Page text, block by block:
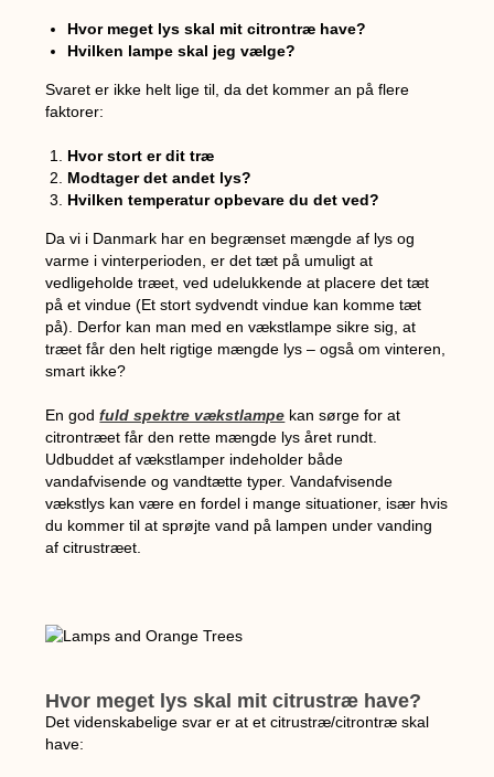
Hvor meget lys skal mit citrontræ have?
Hvilken lampe skal jeg vælge?
Svaret er ikke helt lige til, da det kommer an på flere
faktorer:
Hvor stort er dit træ
Modtager det andet lys?
Hvilken temperatur opbevare du det ved?
Da vi i Danmark har en begrænset mængde af lys og
varme i vinterperioden, er det tæt på umuligt at
vedligeholde træet, ved udelukkende at placere det tæt
på et vindue (Et stort sydvendt vindue kan komme tæt
på). Derfor kan man med en vækstlampe sikre sig, at
træet får den helt rigtige mængde lys – også om vinteren,
smart ikke?
En godfuld spektre vækstlampe kan sørge for at
citrontræet får den rette mængde lys året rundt.
Udbuddet af vækstlamper indeholder både
vandafvisende og vandtætte typer. Vandafvisende
vækstlys kan være en fordel i mange situationer, især hvis
du kommer til at sprøjte vand på lampen under vanding
af citrustræet.
Hvor meget lys skal mit citrustræ have?
Det videnskabelige svar er at et citrustræ/citrontræ skal
have: